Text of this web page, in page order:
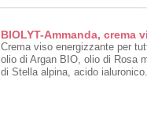
BIOLYT-Ammanda, crema
Crema viso energizzante per
olio di Argan BIO, olio di Rosa
di Stella alpina, acido ialuronico.